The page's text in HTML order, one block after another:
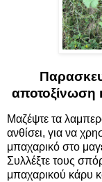
αποτοξίνωση
Μαζέψτε τα
ανθίσει, για να
μπαχαρικό στο
Συλλέξτε τους
μπαχαρικού κάρυ